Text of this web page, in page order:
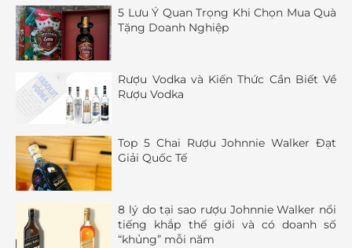
5 Lưu Ý Quan Trọng Khi Chọn Mua Quà
Tặng Doanh Nghiệp
Rượu Vodka và Kiến Thức Cần Biết Về
Rượu Vodka
Top 5 Chai Rượu Johnnie Walker Đạt
Giải Quốc Tế
8 lý do tại sao rượu Johnnie Walker nổi
tiếng khắp thế giới và có doanh số
“khủng” mỗi năm